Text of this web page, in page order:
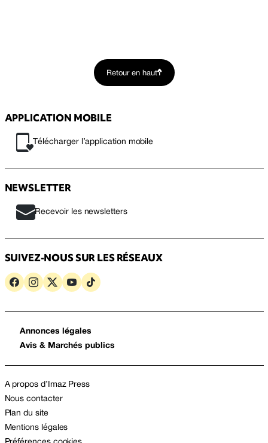
Retour en haut
APPLICATION MOBILE
Télécharger l’application mobile
NEWSLETTER
Recevoir les newsletters
SUIVEZ-NOUS SUR LES RÉSEAUX
Annonces légales
Avis & Marchés publics
A propos d’Imaz Press
Nous contacter
Plan du site
Mentions légales